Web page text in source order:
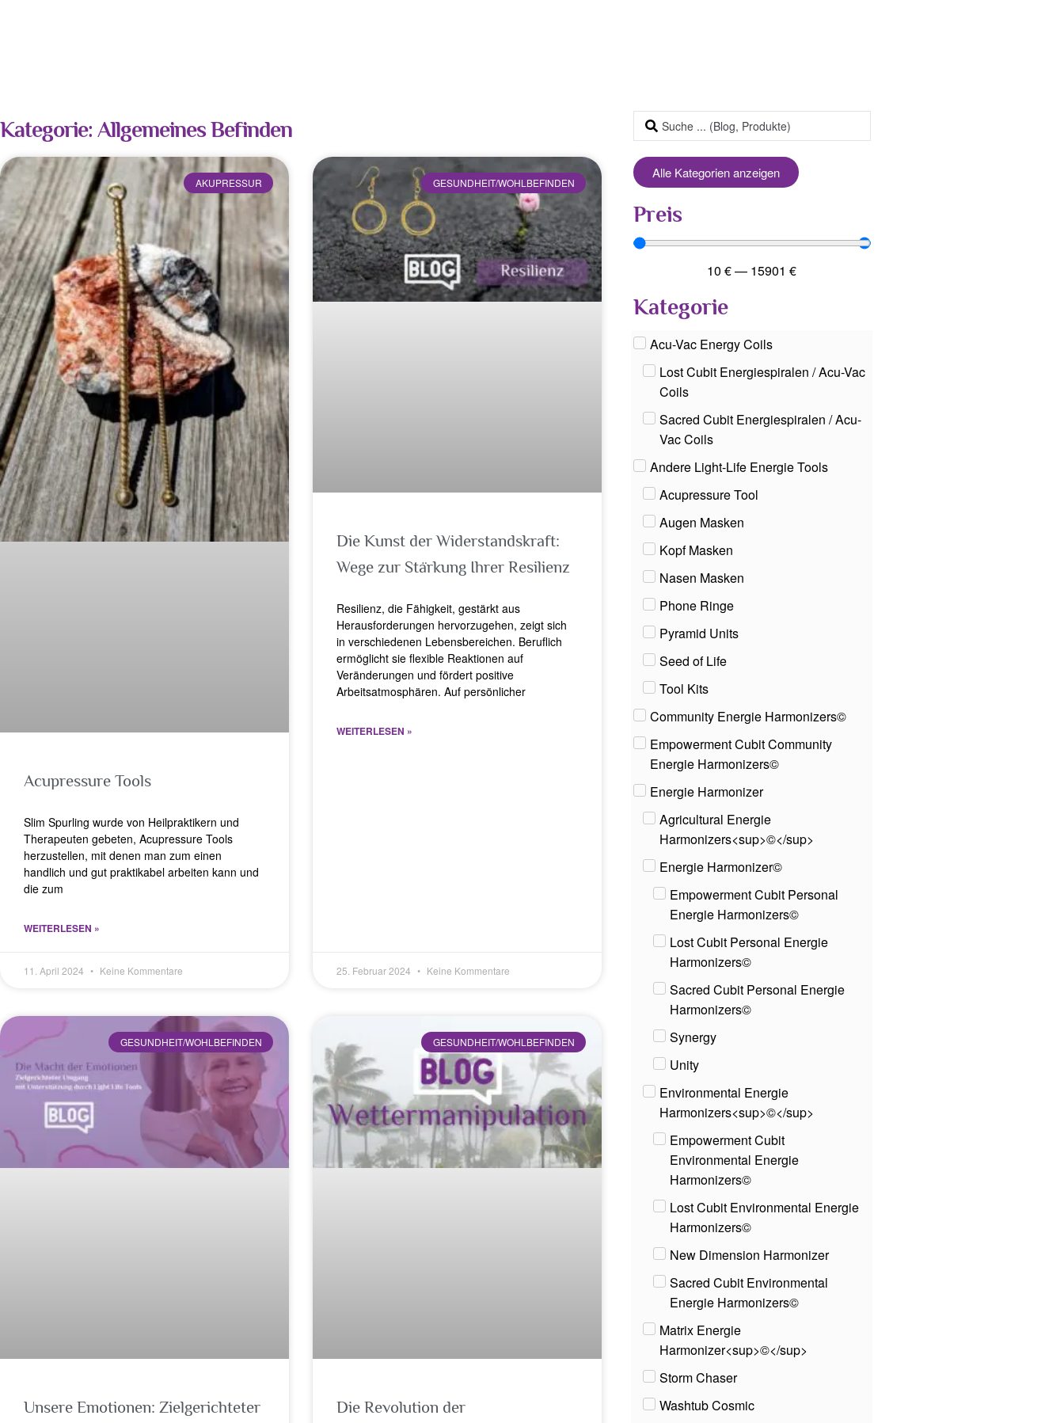
Kategorie: Allgemeines Befinden
AKUPRESSUR
Acupressure Tools
Slim Spurling wurde von Heilpraktikern und
Therapeuten gebeten, Acupressure Tools
herzustellen, mit denen man zum einen
handlich und gut praktikabel arbeiten kann und
die zum
WEITERLESEN »
11. April 2024 Keine Kommentare
GESUNDHEIT/WOHLBEFINDEN
Die Kunst der Widerstandskraft:
Wege zur Stärkung Ihrer Resilienz
Resilienz, die Fähigkeit, gestärkt aus
Herausforderungen hervorzugehen, zeigt sich
in verschiedenen Lebensbereichen. Beruflich
ermöglicht sie flexible Reaktionen auf
Veränderungen und fördert positive
Arbeitsatmosphären. Auf persönlicher
WEITERLESEN »
25. Februar 2024 Keine Kommentare
GESUNDHEIT/WOHLBEFINDEN
Unsere Emotionen: Zielgerichteter
GESUNDHEIT/WOHLBEFINDEN
Die Revolution der
Alle Kategorien anzeigen
Preis
10€— 15901€
Kategorie
Acu-Vac Energy Coils
Lost Cubit Energiespiralen / Acu-Vac
Coils
Sacred Cubit Energiespiralen / Acu-
Vac Coils
Andere Light-Life Energie Tools
Acupressure Tool
Augen Masken
Kopf Masken
Nasen Masken
Phone Ringe
Pyramid Units
Seed of Life
Tool Kits
Community Energie Harmonizers©
Empowerment Cubit Community
Energie Harmonizers©
Energie Harmonizer
Agricultural Energie
Harmonizers<sup>©</sup>
Energie Harmonizer©
Empowerment Cubit Personal
Energie Harmonizers©
Lost Cubit Personal Energie
Harmonizers©
Sacred Cubit Personal Energie
Harmonizers©
Synergy
Unity
Environmental Energie
Harmonizers<sup>©</sup>
Empowerment Cubit
Environmental Energie
Harmonizers©
Lost Cubit Environmental Energie
Harmonizers©
New Dimension Harmonizer
Sacred Cubit Environmental
Energie Harmonizers©
Matrix Energie
Harmonizer<sup>©</sup>
Storm Chaser
Washtub Cosmic